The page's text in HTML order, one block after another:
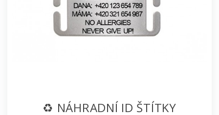
♻️ NÁHRADNÍ ID ŠTÍTKY